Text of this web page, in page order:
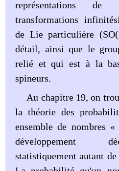
représentations
transformations
de Lie particulière
détail, ainsi que le
relié et qui est à la
spineurs.
Au chapitre 19, on
la théorie des
ensemble de nombres
développement
statistiquement autant